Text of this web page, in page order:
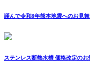
謹んで令和8年熊本地震へのお見
ステンレス断熱水槽 価格改定のお